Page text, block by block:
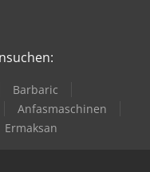
Barbaric
Anfasmaschinen
Ermaksan